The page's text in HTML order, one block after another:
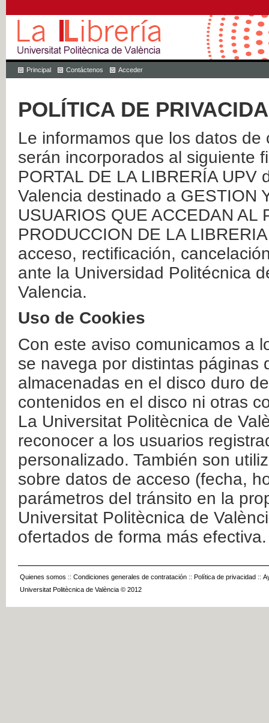
Principal Contáctenos Acceder
POLÍTICA DE
Le informamos que los datos
serán incorporados al siguiente
PORTAL DE LA LIBRERÍA
Valencia destinado a GESTION
USUARIOS QUE ACCEDAN AL
PRODUCCION DE LA
acceso, rectificación,
ante la Universidad Politécnica
Valencia.
Uso de Cookies
Con este aviso comunicamos a
se navega por distintas páginas
almacenadas en el disco duro
contenidos en el disco ni otras
La Universitat Politècnica de
reconocer a los usuarios
personalizado. También son
sobre datos de acceso (fecha,
parámetros del tránsito en la
Universitat Politècnica de
ofertados de forma más efectiva.
Quienes somos :: Condiciones generales de contratación :: Política de privacidad ::
Universitat Politècnica de València © 2012